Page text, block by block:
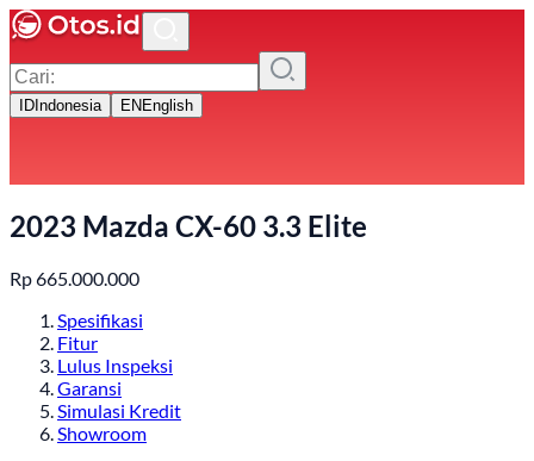
ID Indonesia EN English
2023 Mazda CX-60 3.3 Elite
Rp665.000.000
Spesifikasi
Fitur
Lulus Inspeksi
Garansi
Simulasi Kredit
Showroom